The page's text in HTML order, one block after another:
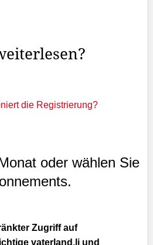
die Registrierung?
oder wählen Sie
Zugriff auf
vaterland.li und